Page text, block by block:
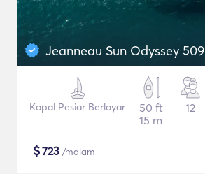
Jeanneau Sun Odyssey 509
Kapal Pesiar Berlayar
50 ft
15 m
12
$723 /malam